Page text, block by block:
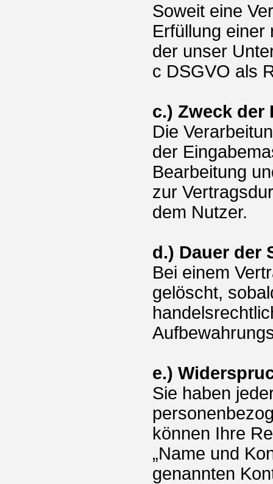
Soweit eine
Erfüllung einer
der unser
c DSGVO als
c.) Zweck der
Die
der
Bearbeitung
zur
dem Nutzer.
d.) Dauer der
Bei einem
gelöscht,
e.)
Sie haben
können Ihre
„Name und
genannten